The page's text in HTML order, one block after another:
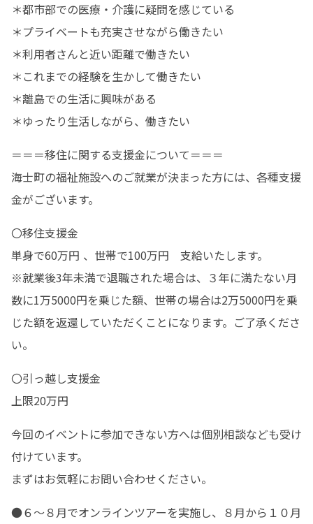
＊都市部での医療・介護に疑問を感じている
＊プライベートも充実させながら働きたい
＊利用者さんと近い距離で働きたい
＊これまでの経験を生かして働きたい
＊離島での生活に興味がある
＊ゆったり生活しながら、働きたい
＝＝＝移住に関する支援金について＝＝＝
海士町の福祉施設へのご就業が決まった方には、各種支援
金がございます。
〇移住支援金
単身で60万円 、世帯で100万円　支給いたします。
※就業後3年未満で退職された場合は、３年に満たない月
数に1万5000円を乗じた額、世帯の場合は2万5000円を乗
じた額を返還していただくことになります。ご了承くださ
い。
〇引っ越し支援金
上限20万円
今回のイベントに参加できない方へは個別相談なども受け
付けています。
まずはお気軽にお問い合わせください。
●６～８月でオンラインツアーを実施し、８月から１０月